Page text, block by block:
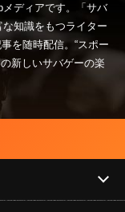
ディアです。「サバ
知識をもつライター
を随時配信。“スポー
の新しいサバゲーの楽